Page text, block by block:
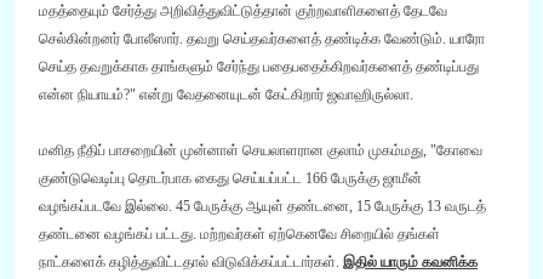
மதத்தையும் சேர்த்து அறிவித்துவிட்டுத்தான் குற்றவாளிகளைத் தேடவே
செல்கின்றனர் போலீஸார். தவறு செய்தவர்களைத் தண்டிக்க வேண்டும். யாரோ
செய்த தவறுக்காக தாங்களும் சேர்ந்து பதைபதைக்கிறவர்களைத் தண்டிப்பது
என்ன நியாயம்?" என்று வேதனையுடன் கேட்கிறார் ஜவாஹிருல்லா.
மனித நீதிப் பாசறையின் முன்னாள் செயலாளரான குலாம் முகம்மது, "கோவை
குண்டுவெடிப்பு தொடர்பாக கைது செய்யப்பட்ட 166 பேருக்கு ஜாமீன்
வழங்கப்படவே இல்லை. 45 பேருக்கு ஆயுள் தண்டனை, 15 பேருக்கு 13 வருடத்
தண்டனை வழங்கப் பட்டது. மற்றவர்கள் ஏற்கெனவே சிறையில் தங்கள்
நாட்களைக் கழித்துவிட்டதால் விடுவிக்கப்பட்டார்கள். இதில் யாரும் கவனிக்க